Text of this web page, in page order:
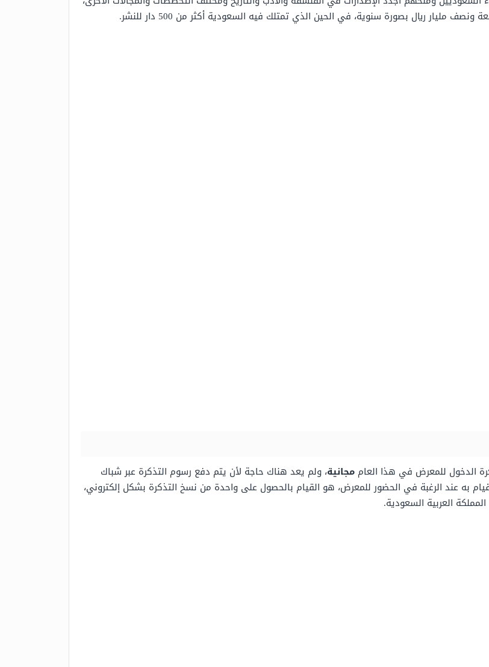
ريال بصورة سنوية، في الحين الذي تمتلك فيه السعودية أكثر من 500 دار للنشر.
الدخول للمعرض في هذا العام مجانية، ولم يعد هناك حاجة لأن يتم دفع رسوم التذكرة عبر شباك
به عند الرغبة في الحضور للمعرض، هو القيام بالحصول على واحدة من نسخ التذكرة بشكل إلكتروني،
العربية السعودية.